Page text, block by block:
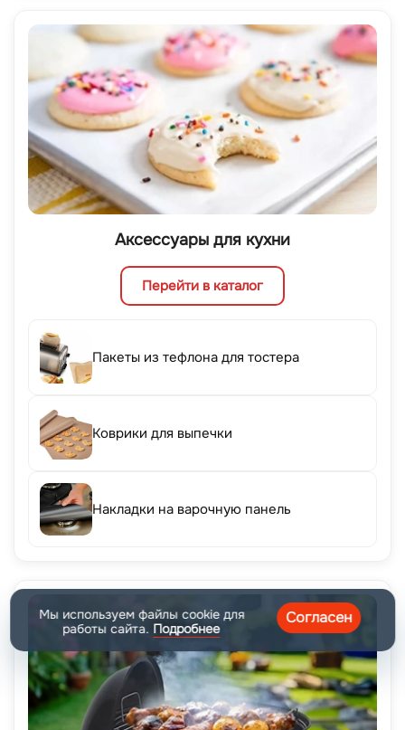
Аксессуары для кухни
Перейти в каталог
Пакеты из тефлона для тостера
Коврики для выпечки
Накладки на варочную панель
Мы используем файлы cookie для
работы сайта. Подробнее
Согласен